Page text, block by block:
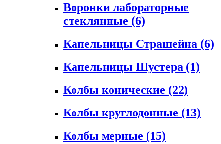
Воронки лабораторные
стеклянные (6)
Капельницы Страшейна (6)
Капельницы Шустера (1)
Колбы конические (22)
Колбы круглодонные (13)
Колбы мерные (15)